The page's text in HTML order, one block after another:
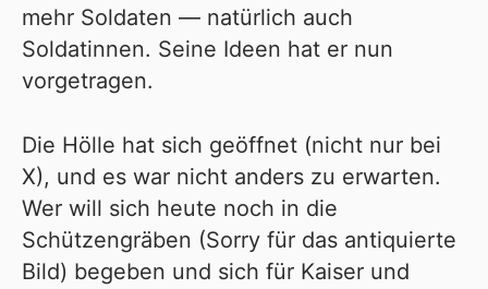
mehr Soldaten — natürlich auch
Soldatinnen. Seine Ideen hat er nun
vorgetragen.
Die Hölle hat sich geöffnet (nicht nur bei
X), und es war nicht anders zu erwarten.
Wer will sich heute noch in die
Schützengräben (Sorry für das antiquierte
Bild) begeben und sich für Kaiser und